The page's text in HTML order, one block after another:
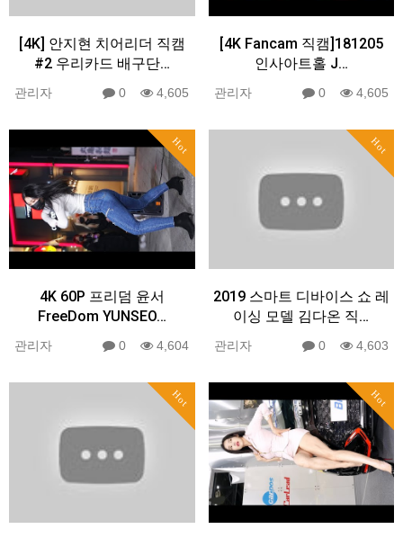
[4K] 안지현 치어리더 직캠
#2 우리카드 배구단…
관리자 0 4,605
[4K Fancam 직캠]181205
인사아트홀 J…
관리자 0 4,605
Hot
4K 60P 프리덤 윤서
FreeDom YUNSEO…
관리자 0 4,604
Hot
2019 스마트 디바이스 쇼 레
이싱 모델 김다온 직…
관리자 0 4,603
Hot Hot